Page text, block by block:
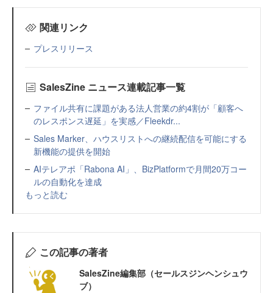
関連リンク
プレスリリース
SalesZine ニュース連載記事一覧
ファイル共有に課題がある法人営業の約4割が「顧客へ
のレスポンス遅延」を実感／Fleekdr...
Sales Marker、ハウスリストへの継続配信を可能にする
新機能の提供を開始
AIテレアポ「Rabona AI」、BizPlatformで月間20万コー
ルの自動化を達成
もっと読む
この記事の著者
SalesZine編集部（セールスジンヘンシュウ
ブ）